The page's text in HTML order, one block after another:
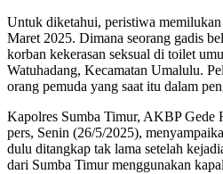
Untuk diketahui, peristiwa
Maret 2025. Dimana seorang gadis
korban kekerasan seksual di toilet
Watuhadang, Kecamatan Umalulu.
orang pemuda yang saat itu dalam
Kapolres Sumba Timur, AKBP Gede
pers, Senin (26/5/2025),
dulu ditangkap tak lama setelah
dari Sumba Timur menggunakan